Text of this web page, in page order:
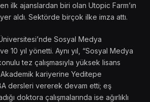
ilk ajanslardan biri olan Utopic Farm’ın
aldı. Sektörde birçok ilke imza attı.
Sosyal Medya
10 yıl yönetti. Aynı yıl, “Sosyal Medya
tez çalışmasıyla yüksek lisans
Akademik kariyerine Yeditepe
dersleri vererek devam etti; eş
doktora çalışmalarında ise ağırlıklı